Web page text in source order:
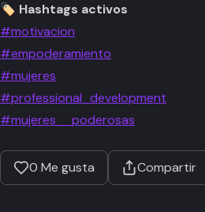
🏷️ Hashtags activos
#motivacion
#empoderamiento
#mujeres
#professional_development
#mujeres__poderosas
0 Me gusta Compartir